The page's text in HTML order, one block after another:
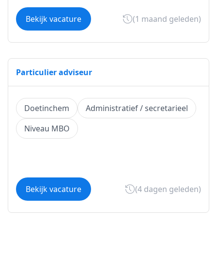
Bekijk vacature (1 maand geleden)
Particulier adviseur
Doetinchem
Administratief / secretarieel
Niveau MBO
Bekijk vacature (4 dagen geleden)